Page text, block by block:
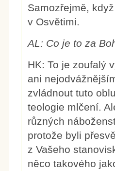
Samozřejmě,
v Osvětimi.
AL: Co je to za
HK: To je zoufalý
ani
zvládnout tuto
teologie mlčení.
různých
protože byli
z Vašeho
něco takového